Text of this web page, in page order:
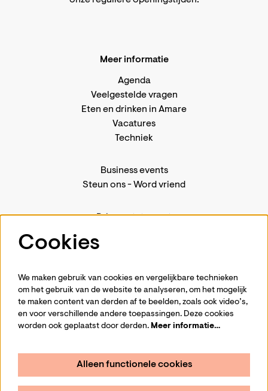
Meer informatie
Agenda
Veelgestelde vragen
Eten en drinken in Amare
Vacatures
Techniek
Business events
Steun ons-Word vriend
Privacystatement
Volg ons
Cookies
We maken gebruik van cookies en vergelijkbare technieken
om het gebruik van de website te analyseren, om het mogelijk
te maken content van derden af te beelden, zoals ook video’s,
en voor verschillende andere toepassingen. Deze cookies
worden ook geplaatst door derden. Meer informatie…
Alleen functionele cookies